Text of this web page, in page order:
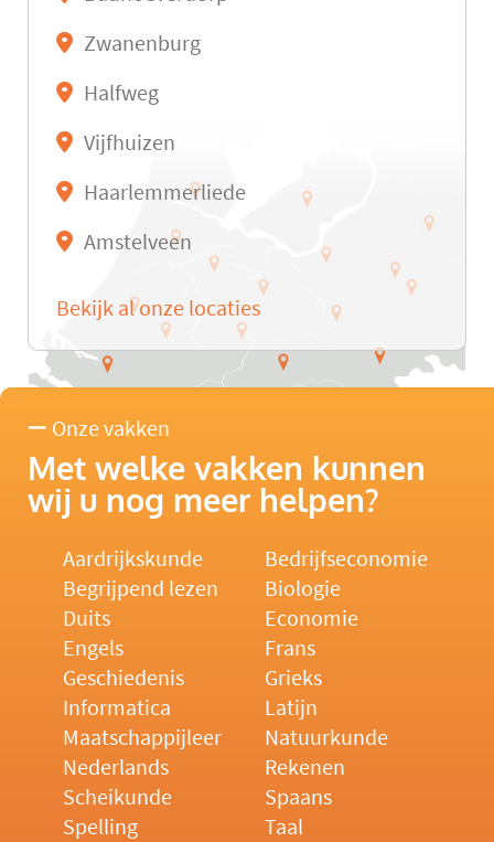
Zwanenburg
Halfweg
Vijfhuizen
Haarlemmerliede
Amstelveen
Bekijk al onze locaties
Onze vakken
Met welke vakken kunnen
wij u nog meer helpen?
Aardrijkskunde
Bedrijfseconomie
Begrijpend lezen
Biologie
Duits
Economie
Engels
Frans
Geschiedenis
Grieks
Informatica
Latijn
Maatschappijleer
Natuurkunde
Nederlands
Rekenen
Scheikunde
Spaans
Spelling
Taal